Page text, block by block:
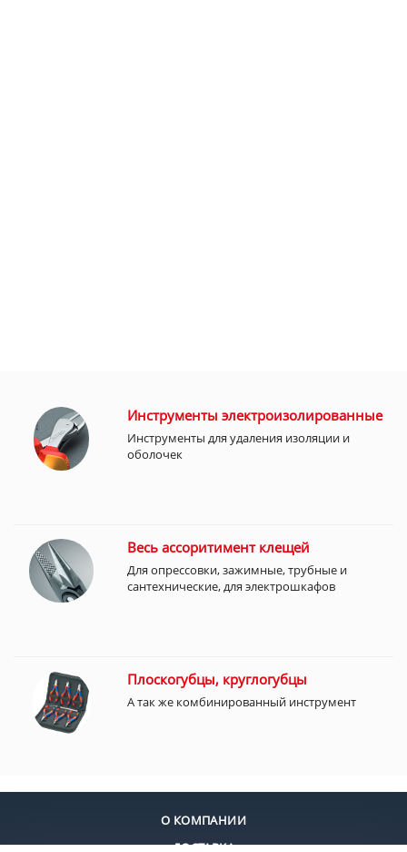
Инструменты электроизолированные
Инструменты для удаления изоляции и
оболочек
Весь ассоритимент клещей
Для опрессовки, зажимные, трубные и
сантехнические, для электрошкафов
Плоскогубцы, круглогубцы
А так же комбинированный инструмент
О КОМПАНИИ
ДОСТАВКА